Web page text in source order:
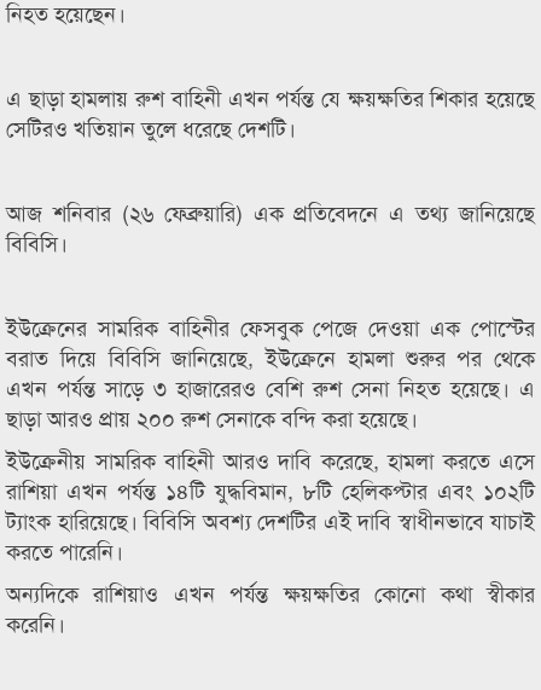
নিহত হয়েছেন।
এ ছাড়া হামলায় রুশ বাহিনী এখন পর্যন্ত যে ক্ষয়ক্ষতির শিকার হয়েছে
সেটিরও খতিয়ান তুলে ধরেছে দেশটি।
আজ শনিবার (২৬ ফেব্রুয়ারি) এক প্রতিবেদনে এ তথ্য জানিয়েছে
বিবিসি।
ইউক্রেনের সামরিক বাহিনীর ফেসবুক পেজে দেওয়া এক পোস্টের
বরাত দিয়ে বিবিসি জানিয়েছে, ইউক্রেনে হামলা শুরুর পর থেকে
এখন পর্যন্ত সাড়ে ৩ হাজারেরও বেশি রুশ সেনা নিহত হয়েছে। এ
ছাড়া আরও প্রায় ২০০ রুশ সেনাকে বন্দি করা হয়েছে।
ইউক্রেনীয় সামরিক বাহিনী আরও দাবি করেছে, হামলা করতে এসে
রাশিয়া এখন পর্যন্ত ১৪টি যুদ্ধবিমান, ৮টি হেলিকপ্টার এবং ১০২টি
ট্যাংক হারিয়েছে। বিবিসি অবশ্য দেশটির এই দাবি স্বাধীনভাবে যাচাই
করতে পারেনি।
অন্যদিকে রাশিয়াও এখন পর্যন্ত ক্ষয়ক্ষতির কোনো কথা স্বীকার
করেনি।